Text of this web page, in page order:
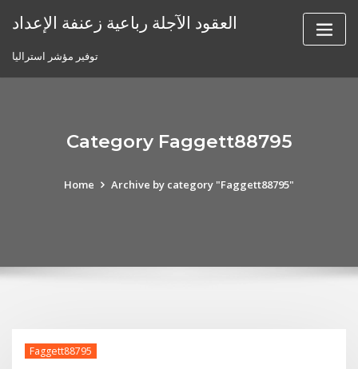
العقود الآجلة رباعية زعنفة الإعداد
توفير مؤشر استراليا
Category Faggett88795
Home Archive by category "Faggett88795"
Faggett88795